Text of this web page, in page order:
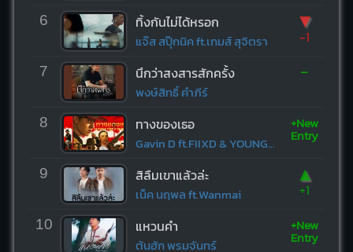
6 ทิ้งกันไม่ได้หรอก
แจ๊ส สปุ๊กนิค ft.เกมส์ สุจิตรา
▼
-1
7 นึกว่าสงสารสักครั้ง
พงษ์สิทธิ์ คำภีร์
-
8 ทางของเธอ
Gavin D ft.FIIXD & YOUNGOHM
+New
Entry
9 สิลืมเขาแล้วล่ะ
เน็ค นฤพล ft.Wanmai
▲
+1
10 แหวนคำ
ต้นฮัก พรมจันทร์
+New
Entry